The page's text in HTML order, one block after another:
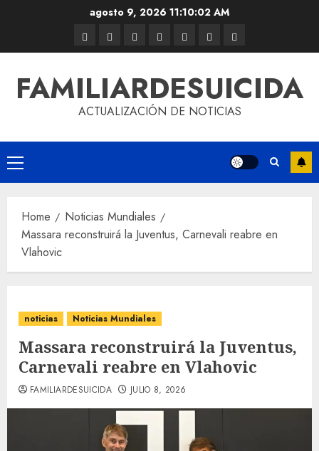
agosto 9, 2026 11:10:03 AM
FAMILIARDESUICIDA
ACTUALIZACIÓN DE NOTICIAS
Home
Noticias Mundiales
Massara reconstruirá la Juventus, Carnevali reabre en
Vlahovic
noticias Noticias Mundiales
Massara reconstruirá la Juventus,
Carnevali reabre en Vlahovic
FAMILIARDESUICIDA JULIO 8, 2026